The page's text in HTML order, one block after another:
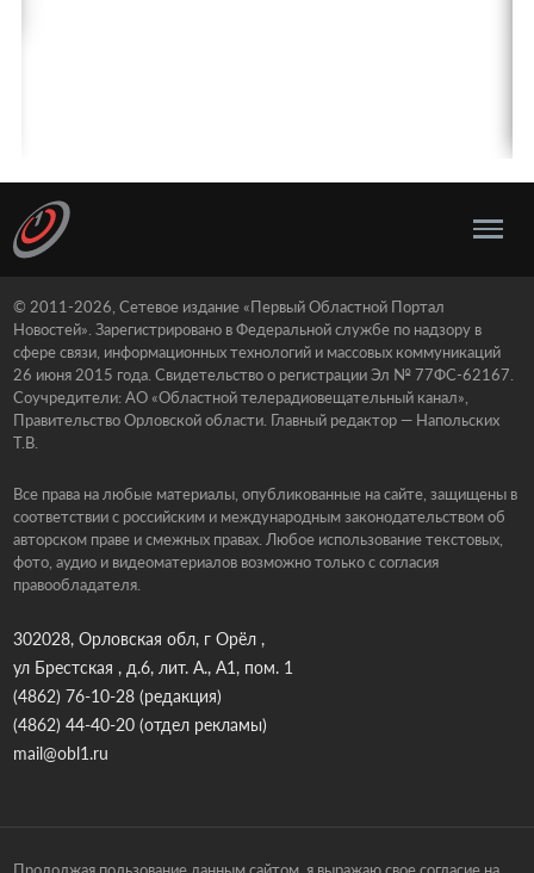
© 2011-2026, Сетевое издание «Первый Областной Портал
Новостей». Зарегистрировано в Федеральной службе по надзору в
сфере связи, информационных технологий и массовых коммуникаций
26 июня 2015 года. Свидетельство о регистрации Эл № 77ФС-62167.
Соучредители: АО «Областной телерадиовещательный канал»,
Правительство Орловской области. Главный редактор — Напольских
Т.В.
Все права на любые материалы, опубликованные на сайте, защищены в
соответствии с российским и международным законодательством об
авторском праве и смежных правах. Любое использование текстовых,
фото, аудио и видеоматериалов возможно только с согласия
правообладателя.
302028, Орловская обл, г Орёл ,
ул Брестская , д.6, лит. А., А1, пом. 1
(4862) 76-10-28(редакция)
(4862) 44-40-20(отдел рекламы)
mail@obl1.ru
Продолжая пользование данным сайтом, я выражаю свое согласие на